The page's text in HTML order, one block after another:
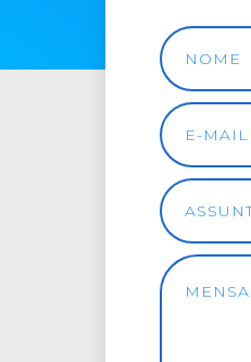
NOME
E-MAIL